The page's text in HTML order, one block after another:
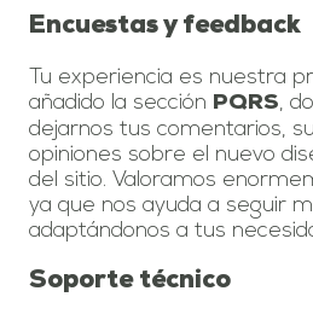
Encuestas y feedback
Tu experiencia es nuestra
añadido la sección PQRS,
dejarnos tus comentarios,
opiniones sobre el nuevo
del sitio. Valoramos
ya que nos ayuda a seguir
adaptándonos a tus
Soporte técnico